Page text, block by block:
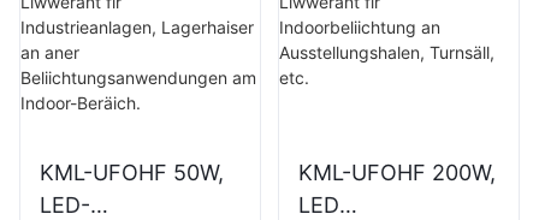
Lagerhaiser an
aner
Beliichtungsanwen
dungen am Indoor-
an
Industrieanlagen,
Turnsäll, etc.
KML-UFOHF 50W,
LED-
KML-UFOHF 200W,
LED